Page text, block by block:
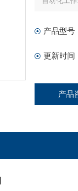
产品型号
更新时间
产品